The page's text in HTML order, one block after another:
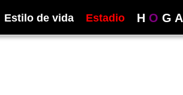
Estilo de vida Estadio H O G A